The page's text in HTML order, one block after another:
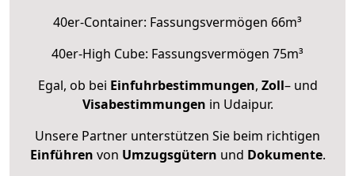
40er-Container: Fassungsvermögen 66m³
40er-High Cube: Fassungsvermögen 75m³
Egal, ob bei Einfuhrbestimmungen, Zoll– und
Visabestimmungen in Udaipur.
Unsere Partner unterstützen Sie beim richtigen
Einführen von Umzugsgütern und Dokumente.